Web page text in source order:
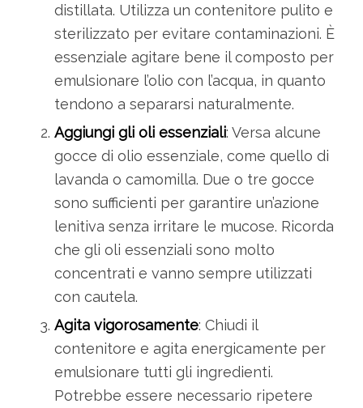
distillata. Utilizza un contenitore pulito e
sterilizzato per evitare contaminazioni. È
essenziale agitare bene il composto per
emulsionare l’olio con l’acqua, in quanto
tendono a separarsi naturalmente.
Aggiungi gli oli essenziali: Versa alcune
gocce di olio essenziale, come quello di
lavanda o camomilla. Due o tre gocce
sono sufficienti per garantire un’azione
lenitiva senza irritare le mucose. Ricorda
che gli oli essenziali sono molto
concentrati e vanno sempre utilizzati
con cautela.
Agita vigorosamente: Chiudi il
contenitore e agita energicamente per
emulsionare tutti gli ingredienti.
Potrebbe essere necessario ripetere